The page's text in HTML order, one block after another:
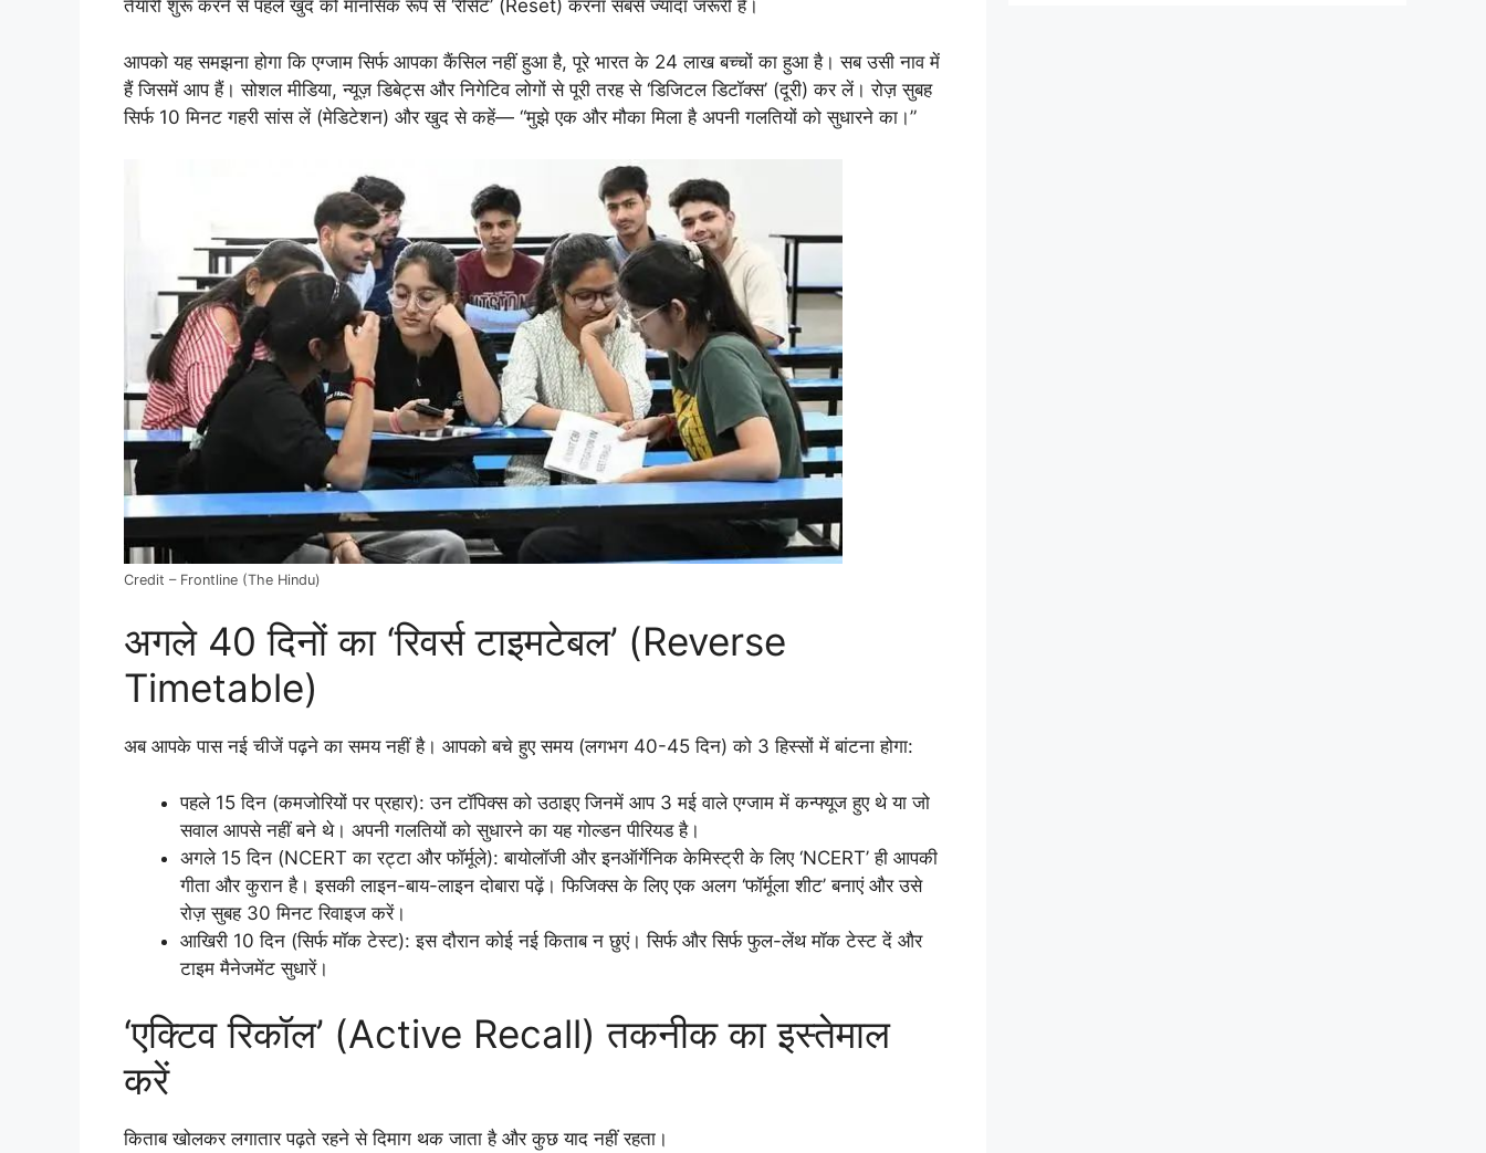
तैयारी शुरू करने से पहले खुद को मानसिक रूप से ‘रीसेट’ (Reset) करना सबसे ज्यादा जरूरी है।
आपको यह समझना होगा कि एग्जाम सिर्फ आपका कैंसिल नहीं हुआ है, पूरे भारत के 24 लाख बच्चों का हुआ है। सब उसी नाव में
हैं जिसमें आप हैं। सोशल मीडिया, न्यूज़ डिबेट्स और निगेटिव लोगों से पूरी तरह से ‘डिजिटल डिटॉक्स’ (दूरी) कर लें। रोज़ सुबह
सिर्फ 10 मिनट गहरी सांस लें (मेडिटेशन) और खुद से कहें— “मुझे एक और मौका मिला है अपनी गलतियों को सुधारने का।”
Credit – Frontline (The Hindu)
अगले 40 दिनों का ‘रिवर्स टाइमटेबल’ (Reverse
Timetable)
अब आपके पास नई चीजें पढ़ने का समय नहीं है। आपको बचे हुए समय (लगभग 40-45 दिन) को 3 हिस्सों में बांटना होगा:
पहले 15 दिन (कमजोरियों पर प्रहार): उन टॉपिक्स को उठाइए जिनमें आप 3 मई वाले एग्जाम में कन्फ्यूज हुए थे या जो
सवाल आपसे नहीं बने थे। अपनी गलतियों को सुधारने का यह गोल्डन पीरियड है।
अगले 15 दिन (NCERT का रट्टा और फॉर्मूले): बायोलॉजी और इनऑर्गेनिक केमिस्ट्री के लिए ‘NCERT’ ही आपकी
गीता और कुरान है। इसकी लाइन-बाय-लाइन दोबारा पढ़ें। फिजिक्स के लिए एक अलग ‘फॉर्मूला शीट’ बनाएं और उसे
रोज़ सुबह 30 मिनट रिवाइज करें।
आखिरी 10 दिन (सिर्फ मॉक टेस्ट): इस दौरान कोई नई किताब न छुएं। सिर्फ और सिर्फ फुल-लेंथ मॉक टेस्ट दें और
टाइम मैनेजमेंट सुधारें।
‘एक्टिव रिकॉल’ (Active Recall) तकनीक का इस्तेमाल
करें
किताब खोलकर लगातार पढ़ते रहने से दिमाग थक जाता है और कुछ याद नहीं रहता।